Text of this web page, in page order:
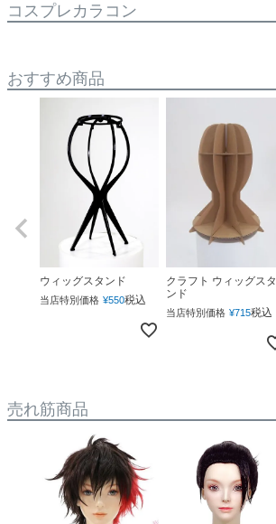
コスプレカラコン
おすすめ商品
ウィッグスタンド
当店特別価格 ¥550税込
クラフト ウィッグスタ
ンド
当店特別価格 ¥715税込
売れ筋商品